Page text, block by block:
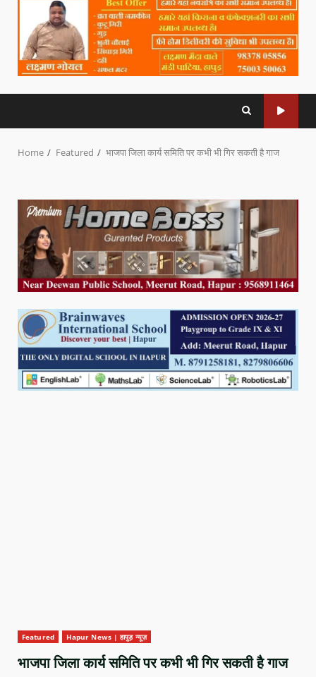
Home Featured भाजपा जिला कार्य समिति पर कभी भी गिर सकती है गाज
Featured Hapur News | हापुड़ न्यूज़
भाजपा जिला कार्य समिति पर कभी भी गिर सकती है गाज